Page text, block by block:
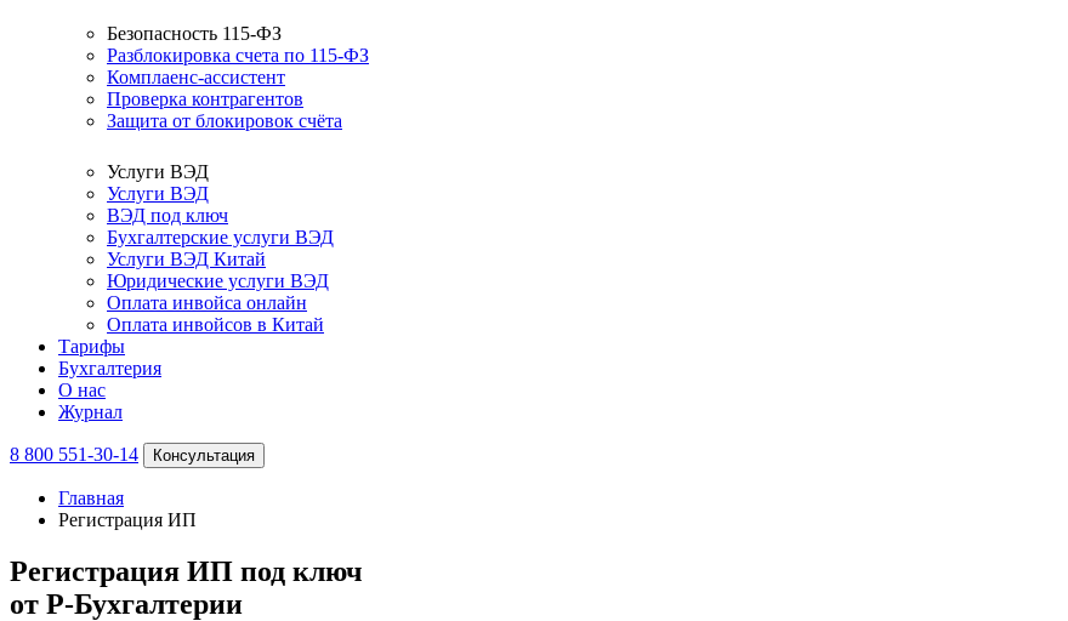
Безопасность 115-ФЗ
Разблокировка счета по 115-ФЗ
Комплаенс-ассистент
Проверка контрагентов
Защита от блокировок счёта
Услуги ВЭД
Услуги ВЭД
ВЭД под ключ
Бухгалтерские услуги ВЭД
Услуги ВЭД Китай
Юридические услуги ВЭД
Оплата инвойса онлайн
Оплата инвойсов в Китай
Тарифы
Бухгалтерия
О нас
Журнал
8 800 551-30-14 Консультация
Главная
Регистрация ИП
Регистрация ИП под ключ
от Р-Бухгалтерии